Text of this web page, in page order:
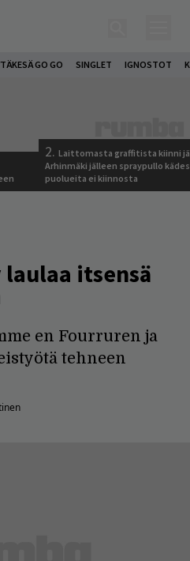
GO GO SINGLET IGNOSTOT
2. Laittomasta graffitista kiinni
Arhinmäki jälleen spraypullo
puolueita ei kiinnosta
itsensä
en Fourruren ja
tehneen